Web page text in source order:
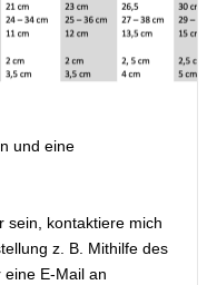
und eine
sein, kontaktiere mich
z. B. Mithilfe des
E-Mail an